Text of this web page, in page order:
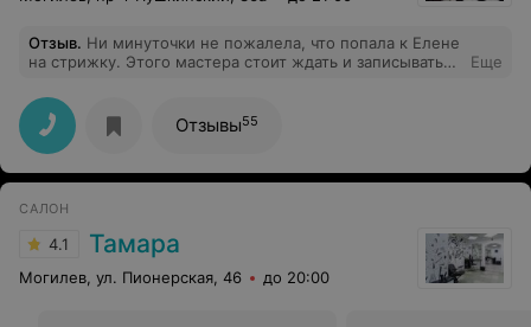
Отзыв. Ни минуточки не пожалела, что попала к Елене
на стрижку. Этого мастера стоит ждать и записываться
Как я мечтала и даже ещё лучше!! Всем рекомендую,
не пожалеете. Настоящий профессионал и просто
душевный и замечательный человек!!!
Еще
Отзывы55
САЛОН
4.1 Тамара
Могилев, ул. Пионерская, 46 до 20:00